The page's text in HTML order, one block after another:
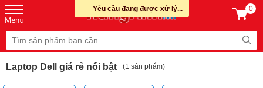
0
Laptop Dell giá rẻ nổi bật (1 sản phẩm)
Yêu cầu đang được xử lý...